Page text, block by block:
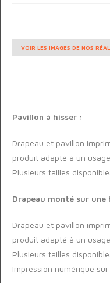
VOIR LES IMAGES DE NOS
Pavillon à hisser :
Drapeau et pavillon
produit adapté à un
Plusieurs tailles
Drapeau monté sur une
Drapeau et pavillon
produit adapté à un
Plusieurs tailles
Impression numérique